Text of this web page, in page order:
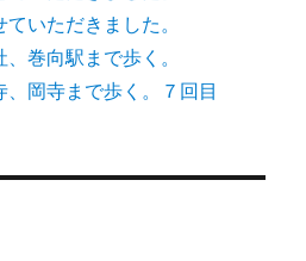
いただきました。
巻向駅まで歩く。
岡寺まで歩く。７回目